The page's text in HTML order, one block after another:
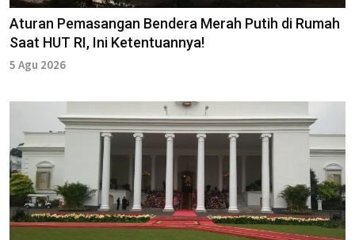
Aturan Pemasangan Bendera Merah Putih di Rumah
Saat HUT RI, Ini Ketentuannya!
5 Agu 2026